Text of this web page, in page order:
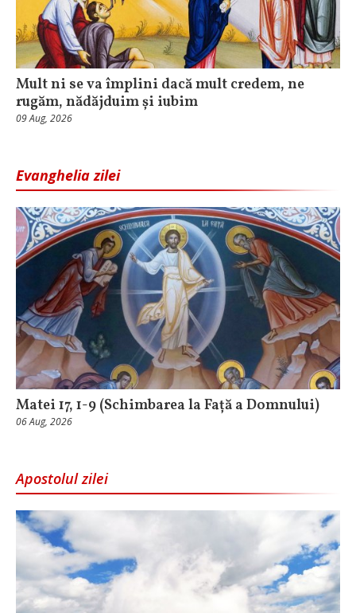
Mult ni se va împlini dacă mult credem, ne
rugăm, nădăjduim și iubim
09 Aug, 2026
Evanghelia zilei
Matei 17, 1-9 (Schimbarea la Față a Domnului)
06 Aug, 2026
Apostolul zilei